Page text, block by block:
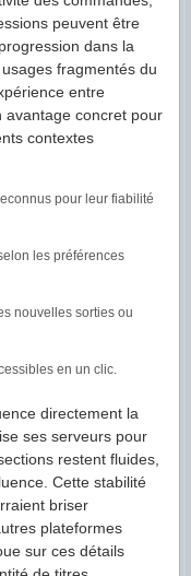
peuvent être
dans la
fragmentés du
entre
concret pour
contextes
pour leur fiabilité
les préférences
nouvelles sorties ou
en un clic.
directement la
ses serveurs pour
restent fluides,
Cette stabilité
briser
plateformes
sur ces détails